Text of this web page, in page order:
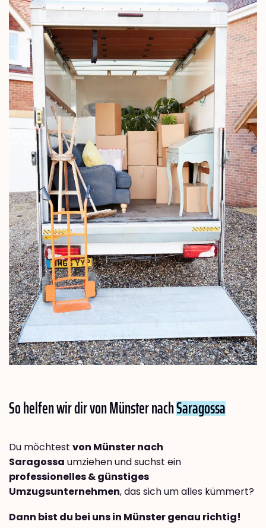
So helfen wir dir von Münster nachSaragossa
Du möchtest von Münster nach
Saragossa umziehen und suchst ein
professionelles & günstiges
Umzugsunternehmen, das sich um alles kümmert?
Dann bist du bei uns in Münster genau richtig!